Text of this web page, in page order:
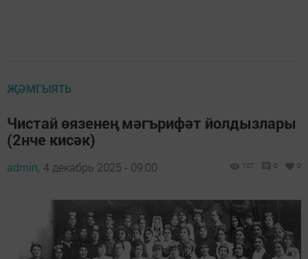
ҖӘМГЫЯТЬ
Чистай өязенең мәгърифәт йолдызлары
(2нче кисәк)
admin, 4 декабрь 2025 - 09:00 107 0 0